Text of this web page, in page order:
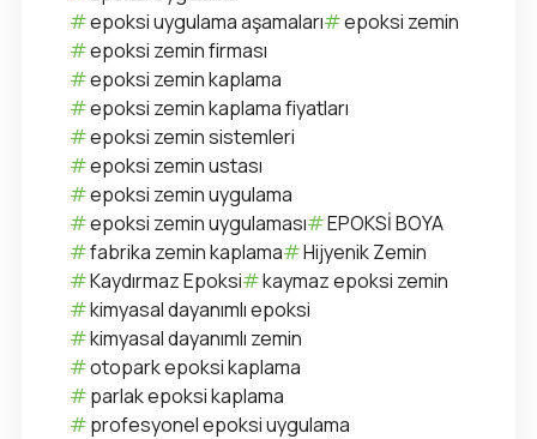
epoksi uygulama aşamaları
epoksi zemin
epoksi zemin firması
epoksi zemin kaplama
epoksi zemin kaplama fiyatları
epoksi zemin sistemleri
epoksi zemin ustası
epoksi zemin uygulama
epoksi zemin uygulaması
EPOKSİ BOYA
fabrika zemin kaplama
Hijyenik Zemin
Kaydırmaz Epoksi
kaymaz epoksi zemin
kimyasal dayanımlı epoksi
kimyasal dayanımlı zemin
otopark epoksi kaplama
parlak epoksi kaplama
profesyonel epoksi uygulama